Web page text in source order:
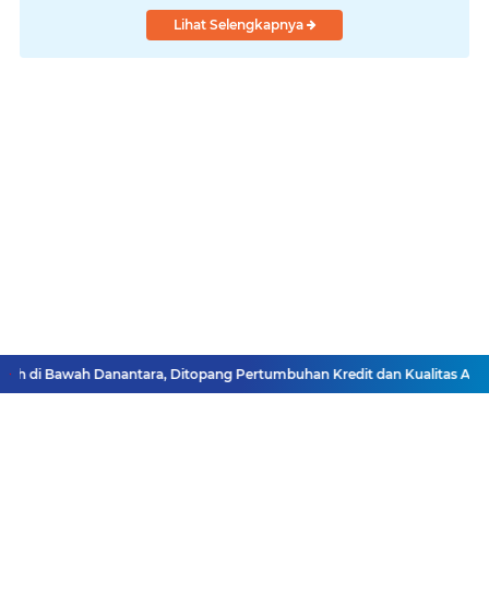
Lihat Selengkapnya
di Bawah Danantara, Ditopang Pertumbuhan Kredit dan Kualitas Aset